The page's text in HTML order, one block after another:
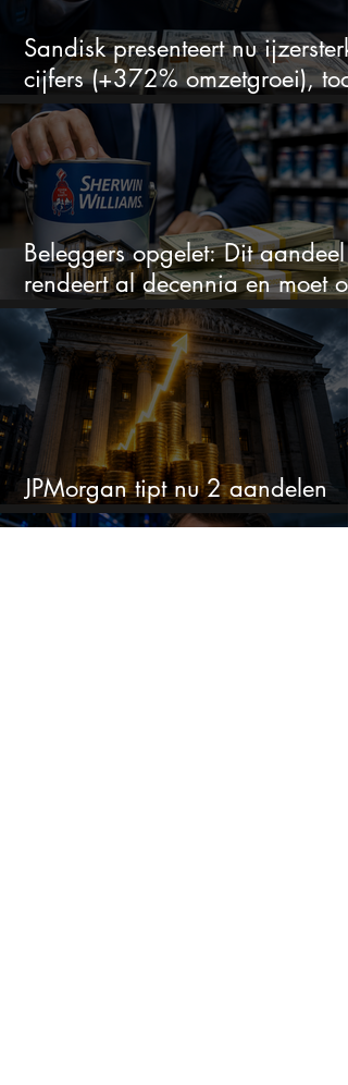
Sandisk presenteert nu
cijfers (+372% omzetgroei), toch
zakt het aandeel weg
Beleggers opgelet: Dit aandeel
rendeert al decennia en moet op
je watchlist staan!
JPMorgan tipt nu 2 aandelen
voor augustus